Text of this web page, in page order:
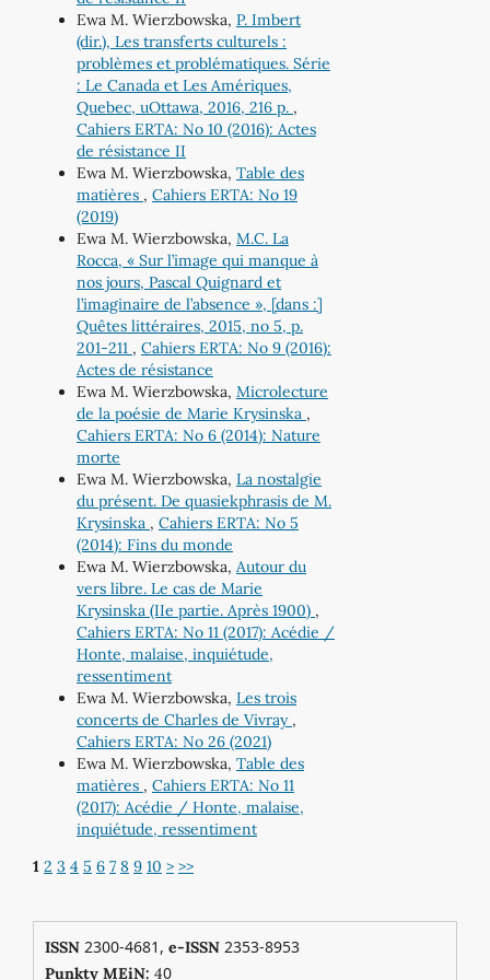
Ewa M. Wierzbowska, P. Imbert
(dir.), Les transferts culturels :
problèmes et problématiques. Série
: Le Canada et Les Amériques,
Quebec, uOttawa, 2016, 216 p. ,
Cahiers ERTA: No 10 (2016): Actes
de résistance II
Ewa M. Wierzbowska, Table des
matières , Cahiers ERTA: No 19
(2019)
Ewa M. Wierzbowska, M.C. La
Rocca, « Sur l’image qui manque à
nos jours, Pascal Quignard et
l’imaginaire de l’absence », [dans :]
Quêtes littéraires, 2015, no 5, p.
201-211 , Cahiers ERTA: No 9 (2016):
Actes de résistance
Ewa M. Wierzbowska, Microlecture
de la poésie de Marie Krysinska ,
Cahiers ERTA: No 6 (2014): Nature
morte
Ewa M. Wierzbowska, La nostalgie
du présent. De quasiekphrasis de M.
Krysinska , Cahiers ERTA: No 5
(2014): Fins du monde
Ewa M. Wierzbowska, Autour du
vers libre. Le cas de Marie
Krysinska (IIe partie. Après 1900) ,
Cahiers ERTA: No 11 (2017): Acédie /
Honte, malaise, inquiétude,
ressentiment
Ewa M. Wierzbowska, Les trois
concerts de Charles de Vivray ,
Cahiers ERTA: No 26 (2021)
Ewa M. Wierzbowska, Table des
matières , Cahiers ERTA: No 11
(2017): Acédie / Honte, malaise,
inquiétude, ressentiment
1 2 3 4 5 6 7 8 9 10 > >>
ISSN2300-4681, e-ISSN2353-8953
Punkty MEiN: 40